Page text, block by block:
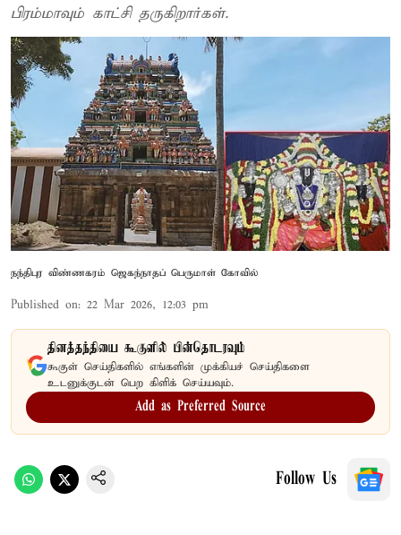
பிரம்மாவும் காட்சி தருகிறார்கள்.
நந்திபுர விண்ணகரம் ஜெகந்நாதப் பெருமாள் கோவில்
Published on: 22 Mar 2026, 12:03 pm
தினத்தந்தியை கூகுளில் பின்தொடரவும்
கூகுள் செய்திகளில் எங்களின் முக்கியச் செய்திகளை
உடனுக்குடன் பெற கிளிக் செய்யவும்.
Add as Preferred Source
Follow Us